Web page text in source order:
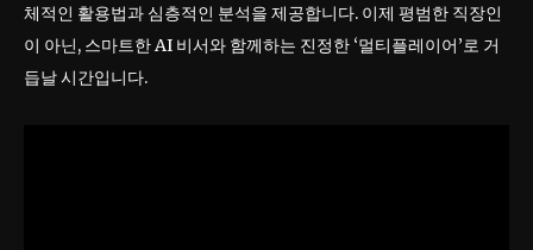
체적인 활용법과 심층적인 분석을 제공합니다. 이제 평범한 직장인
이 아닌, 스마트한 AI 비서와 함께하는 진정한 ‘멀티플레이어’로 거
듭날 시간입니다.